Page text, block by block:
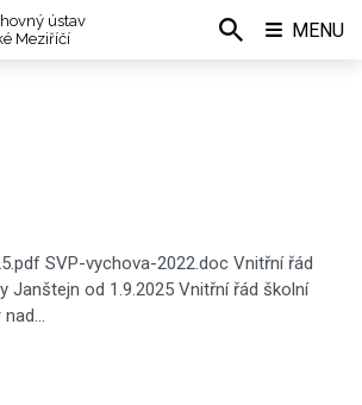
SVP-vychova-2022.doc Vnitřní řád
Janštejn od 1.9.2025 Vnitřní řád školní
nad…
ústav
Meziříčí
MENU